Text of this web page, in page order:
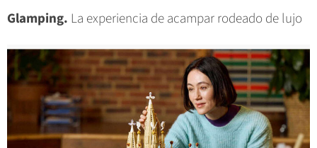
Glamping. La experiencia de acampar rodeado de lujo